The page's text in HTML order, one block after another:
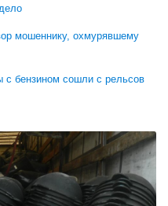
мошеннику, охмурявшему
с бензином сошли с рельсов